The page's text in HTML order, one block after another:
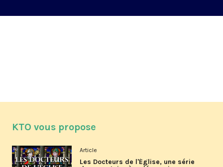
KTO vous propose
Article
Les Docteurs de l'Église, une série